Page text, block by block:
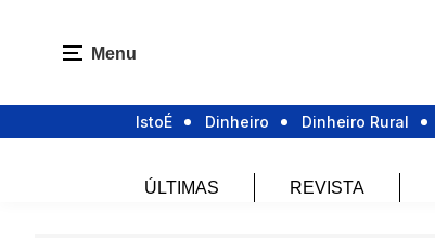
Menu
IstoÉ Dinheiro Dinheiro Rural
ÚLTIMAS REVISTA